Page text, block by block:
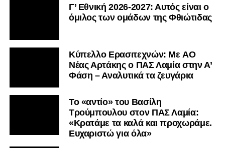
Γ’ Εθνική 2026-2027: Αυτός είναι ο
όμιλος των ομάδων της Φθιώτιδας
Kύπελλο Ερασιτεχνών: Με AO
Nέας Αρτάκης ο ΠΑΣ Λαμία στην Α’
Φάση – Αναλυτικά τα ζευγάρια
Το «αντίο» του Βασίλη
Τρούμπουλου στον ΠΑΣ Λαμία:
«Κρατάμε τα καλά και προχωράμε.
Ευχαριστώ για όλα»